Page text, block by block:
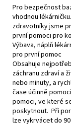
Pro bezpečnost
vhodnou
zdravotníky jsme
první pomoci pro
Výbava, náplň
pro první pomoc
Obsahuje
záchranu zdraví a
nebo minuty, a
čase účinně
pomoci, ve které
poskytnout. Při
lze vykrvácet do